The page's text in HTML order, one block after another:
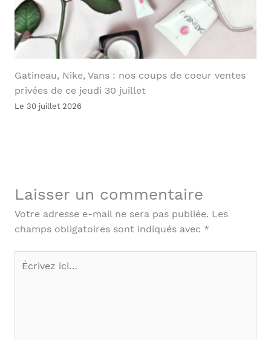
Gatineau, Nike, Vans : nos coups de coeur ventes
privées de ce jeudi 30 juillet
Le 30 juillet 2026
Laisser un commentaire
Votre adresse e-mail ne sera pas publiée. Les
champs obligatoires sont indiqués avec *
Écrivez